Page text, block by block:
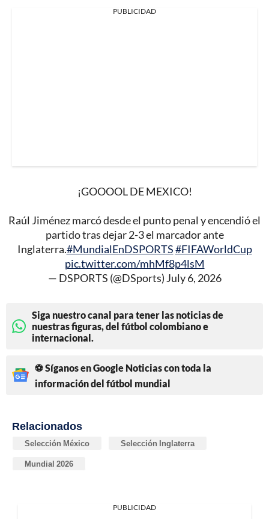
PUBLICIDAD
¡GOOOOL DE MEXICO!
Raúl Jiménez marcó desde el punto penal y encendió el
partido tras dejar 2-3 el marcador ante
Inglaterra.#MundialEnDSPORTS#FIFAWorldCup
pic.twitter.com/mhMf8p4lsM
— DSPORTS (@DSports) July 6, 2026
Siga nuestro canal para tener las noticias de
nuestras figuras, del fútbol colombiano e
internacional.
⚽ Síganos en Google Noticias con toda la
información del fútbol mundial
Relacionados
Selección México Selección Inglaterra
Mundial 2026
PUBLICIDAD